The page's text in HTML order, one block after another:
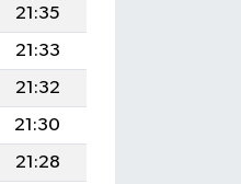
21:35
21:33
21:32
21:30
21:28